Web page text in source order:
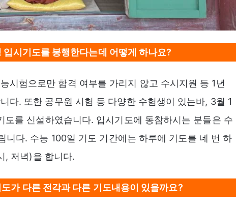
입시기도를 봉행한다는데 어떻게 하나요?
시험으로만 합격 여부를 가리지 않고 수시지원 등 1년
다. 또한 공무원 시험 등 다양한 수험생이 있는바, 3월 1
도를 신설하였습니다. 입시기도에 동참하시는 분들은 수
니다. 수능 100일 기도 기간에는 하루에 기도를 네 번 하
, 저녁)을 합니다.
가 다른 전각과 다른 기도내용이 있을까요?